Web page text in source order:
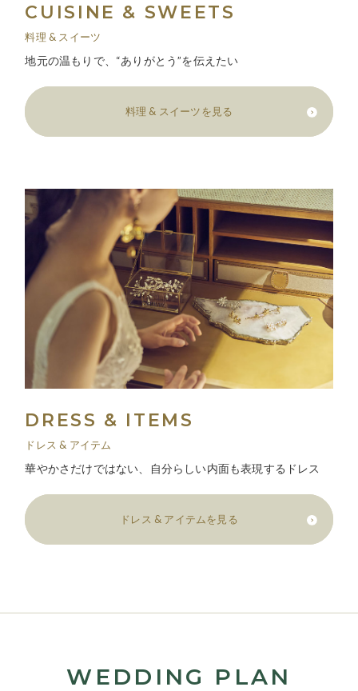
CUISINE & SWEETS
料理 & スイーツ
地元の温もりで、“ありがとう”を伝えたい
料理 & スイーツを見る
DRESS & ITEMS
ドレス & アイテム
華やかさだけではない、自分らしい内面も表現するドレス
ドレス & アイテムを見る
WEDDING PLAN